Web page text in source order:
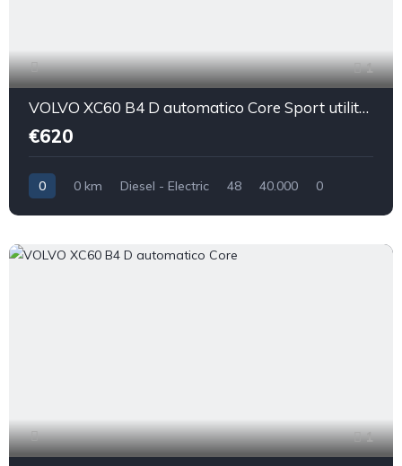
1
VOLVO XC60 B4 D automatico Core Sport utility vehicle 5-door (Euro 6D)
€620
0 0 km Diesel - Electric 48 40.000 0
1